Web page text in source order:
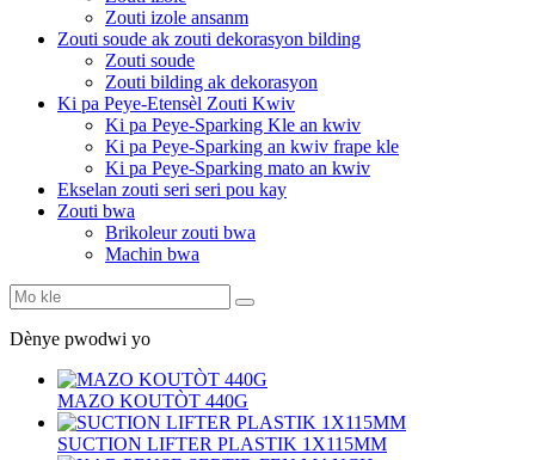
Zouti izole ansanm
Zouti soude ak zouti dekorasyon bilding
Zouti soude
Zouti bilding ak dekorasyon
Ki pa Peye-Etensèl Zouti Kwiv
Ki pa Peye-Sparking Kle an kwiv
Ki pa Peye-Sparking an kwiv frape kle
Ki pa Peye-Sparking mato an kwiv
Ekselan zouti seri seri pou kay
Zouti bwa
Brikoleur zouti bwa
Machin bwa
Dènye pwodwi yo
MAZO KOUTÒT 440G
SUCTION LIFTER PLASTIK 1X115MM